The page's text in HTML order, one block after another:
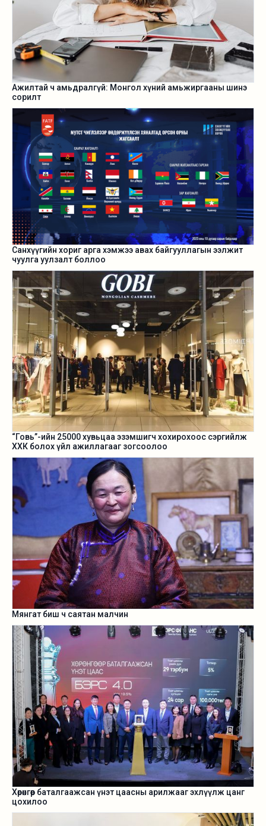
Ажилтай ч амьдралгүй: Монгол хүний амьжиргааны шинэ
сорилт
Санхүүгийн хориг арга хэмжээ авах байгууллагын ээлжит
чуулга уулзалт боллоо
“Говь”-ийн 25000 хувьцаа эзэмшигч хохирохоос сэргийлж
ХХК болох үйл ажиллагааг зогсоолоо
Мянгат биш ч саятан малчин
Хөрөнгөөр баталгаажсан үнэт цаасны арилжааг эхлүүлж цанг
цохилоо